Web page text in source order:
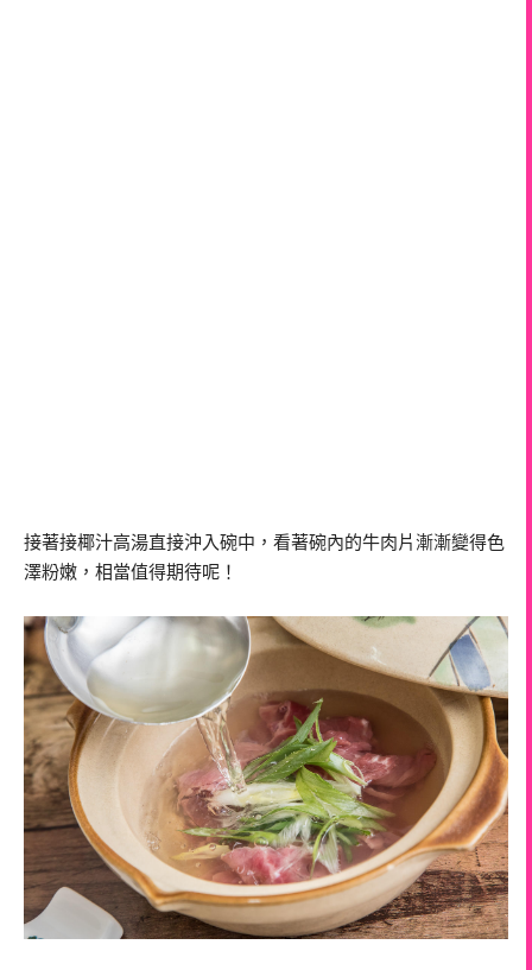
接著接椰汁高湯直接沖入碗中，看著碗內的牛肉片漸漸變得色
澤粉嫩，相當值得期待呢！